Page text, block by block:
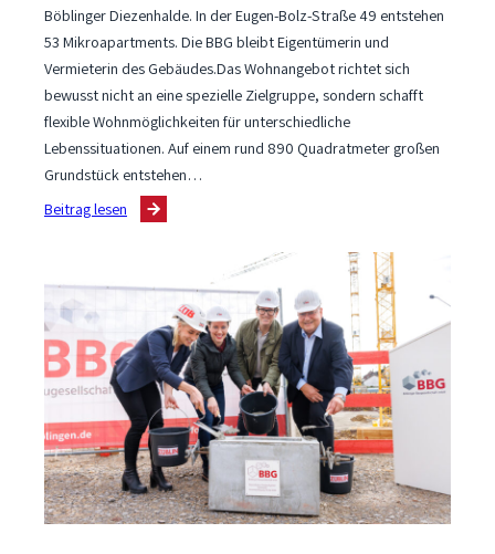
Böblinger Diezenhalde. In der Eugen-Bolz-Straße 49 entstehen
53 Mikroapartments. Die BBG bleibt Eigentümerin und
Vermieterin des Gebäudes.Das Wohnangebot richtet sich
bewusst nicht an eine spezielle Zielgruppe, sondern schafft
flexible Wohnmöglichkeiten für unterschiedliche
Lebenssituationen. Auf einem rund 890 Quadratmeter großen
Grundstück entstehen…
Beitrag lesen
Grundsteinlegung
Mikroapartments
der
Diezenhalde